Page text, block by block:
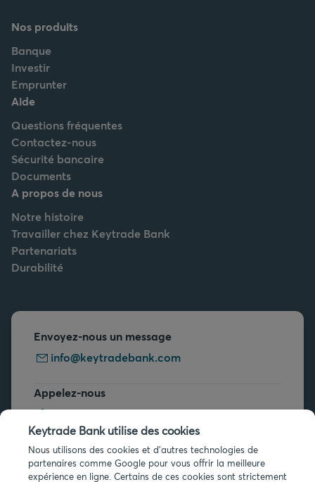
Nos produits
Banque
Investir
Emprunter
Aide
Questions fréquentes
Contactez-nous
Sécurité bancaire
Documents
A propos de nous
Notre histoire
Travailler chez Keytrade Bank
Partenariats
Durabilité
Envoyez-nous un message
info@keytradebank.com
Appelez-nous
+32 2 679 90 00
Vous avez des questions ?
Questions fréquentes
Keytrade Bank utilise des cookies
Nous utilisons des cookies et d'autres technologies de
partenaires comme Google pour vous offrir la meilleure
expérience en ligne. Certains de ces cookies sont strictement